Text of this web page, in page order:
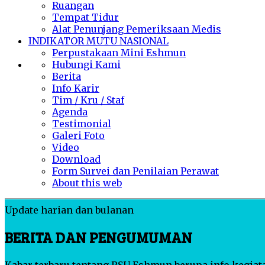
Ruangan
Tempat Tidur
Alat Penunjang Pemeriksaan Medis
INDIKATOR MUTU NASIONAL
Perpustakaan Mini Eshmun
Hubungi Kami
Berita
Info Karir
Tim / Kru / Staf
Agenda
Testimonial
Galeri Foto
Video
Download
Form Survei dan Penilaian Perawat
About this web
Update harian dan bulanan
BERITA DAN PENGUMUMAN